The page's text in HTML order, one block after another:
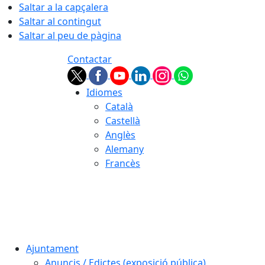
Saltar a la capçalera
Saltar al contingut
Saltar al peu de pàgina
Contactar
Idiomes
Català
Castellà
Anglès
Alemany
Francès
Ajuntament